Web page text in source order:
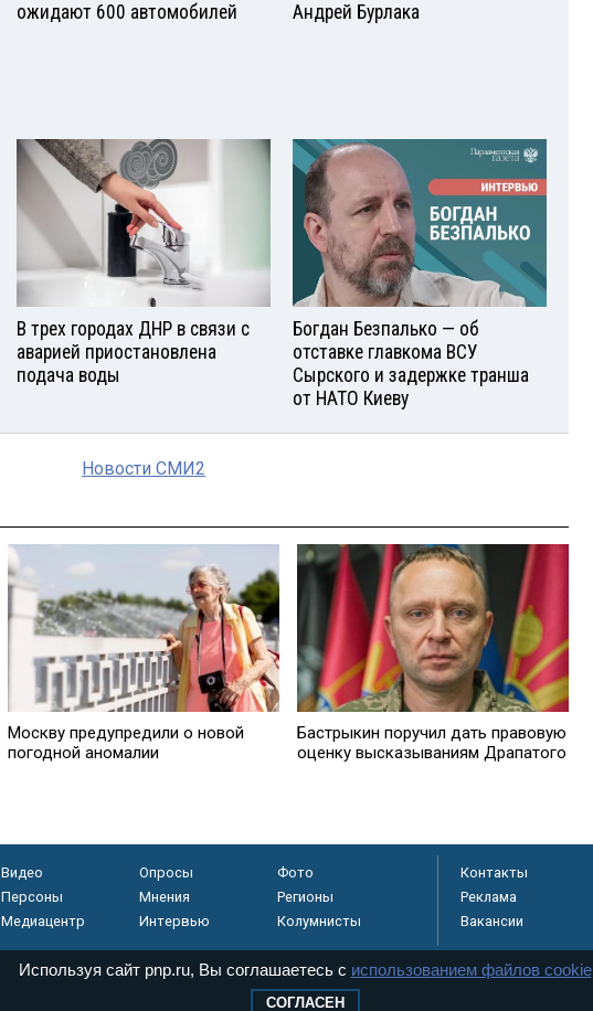
ожидают 600 автомобилей
Андрей Бурлака
В трех городах ДНР в связи с
аварией приостановлена
подача воды
Богдан Безпалько — об
отставке главкома ВСУ
Сырского и задержке транша
от НАТО Киеву
Новости СМИ2
Москву предупредили о новой
погодной аномалии
Бастрыкин поручил дать правовую
оценку высказываниям Драпатого
Видео Опросы
Фото
Персоны
Мнения
Регионы
Медиацентр
Интервью Колумнисты
Контакты
Реклама
Вакансии
Используя сайт pnp.ru, Вы соглашаетесь с использованием файлов cookie
СОГЛАСЕН